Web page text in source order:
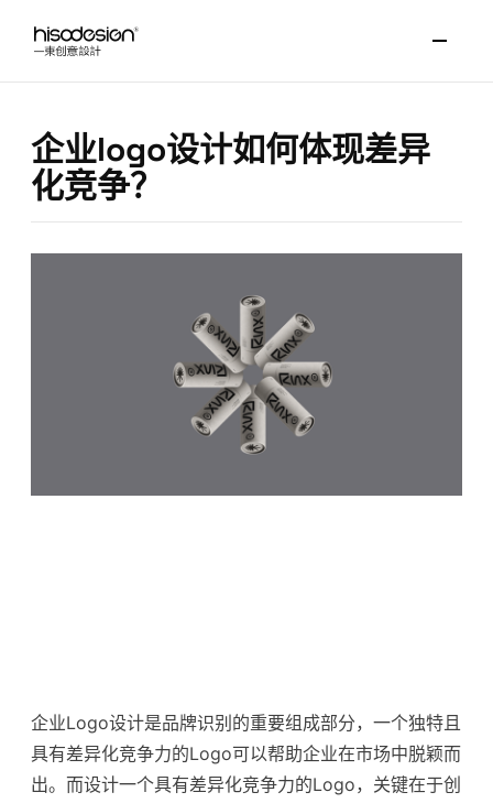
企业logo设计如何体现差异
化竞争？
企业Logo设计是品牌识别的重要组成部分，一个独特且
具有差异化竞争力的Logo可以帮助企业在市场中脱颖而
出。而设计一个具有差异化竞争力的Logo，关键在于创